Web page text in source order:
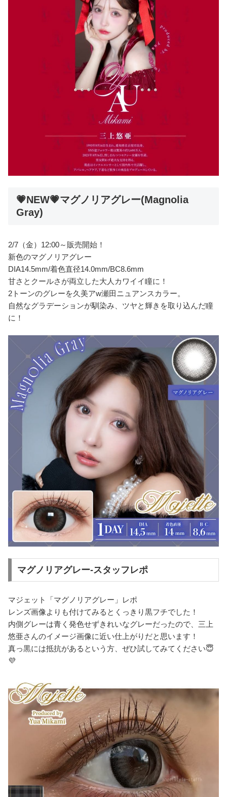
💗NEW💗マグノリアグレー(Magnolia
Gray)
2/7（金）12:00～販売開始！
新色のマグノリアグレー
DIA14.5mm/着色直径14.0mm/BC8.6mm
甘さとクールさが両立した大人カワイイ瞳に！
2トーンのグレーを久美アw瀬田ニュアンスカラー。
自然なグラデーションが馴染み、ツヤと輝きを取り込んだ瞳
に！
マグノリアグレー-スタッフレポ
マジェット「マグノリアグレー」レポ
レンズ画像よりも付けてみるとくっきり黒フチでした！
内側グレーは青く発色せずきれいなグレーだったので、三上
悠亜さんのイメージ画像に近い仕上がりだと思います！
真っ黒には抵抗があるという方、ぜひ試してみてください😇
💜